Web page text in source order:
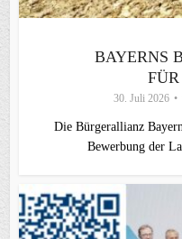
BAYERNS
30. Juli 2026
Die Bürgerallianz
Bewerbung der